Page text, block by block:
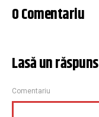
0 Comentariu
Lasă un răspuns
Comentariu